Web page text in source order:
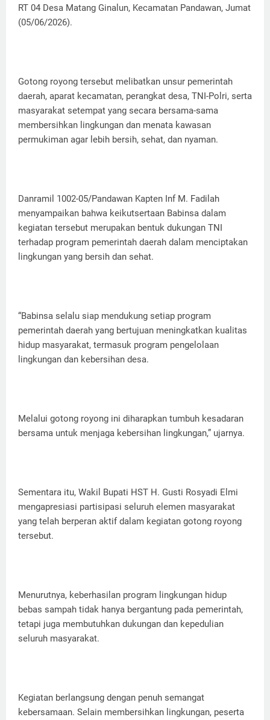
RT 04 Desa Matang Ginalun, Kecamatan Pandawan, Jumat
(05/06/2026).
Gotong royong tersebut melibatkan unsur pemerintah
daerah, aparat kecamatan, perangkat desa, TNI-Polri, serta
masyarakat setempat yang secara bersama-sama
membersihkan lingkungan dan menata kawasan
permukiman agar lebih bersih, sehat, dan nyaman.
Danramil 1002-05/Pandawan Kapten Inf M. Fadilah
menyampaikan bahwa keikutsertaan Babinsa dalam
kegiatan tersebut merupakan bentuk dukungan TNI
terhadap program pemerintah daerah dalam menciptakan
lingkungan yang bersih dan sehat.
“Babinsa selalu siap mendukung setiap program
pemerintah daerah yang bertujuan meningkatkan kualitas
hidup masyarakat, termasuk program pengelolaan
lingkungan dan kebersihan desa.
Melalui gotong royong ini diharapkan tumbuh kesadaran
bersama untuk menjaga kebersihan lingkungan,” ujarnya.
Sementara itu, Wakil Bupati HST H. Gusti Rosyadi Elmi
mengapresiasi partisipasi seluruh elemen masyarakat
yang telah berperan aktif dalam kegiatan gotong royong
tersebut.
Menurutnya, keberhasilan program lingkungan hidup
bebas sampah tidak hanya bergantung pada pemerintah,
tetapi juga membutuhkan dukungan dan kepedulian
seluruh masyarakat.
Kegiatan berlangsung dengan penuh semangat
kebersamaan. Selain membersihkan lingkungan, peserta